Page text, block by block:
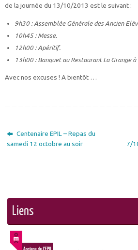
de la journée du 13/10/2013 est le suivant :
9h30 : Assemblée Générale des Ancien
10h45 : Messe.
12h00 : Apéritif.
13h00 : Banquet au Restaurant La Grange à
Avec nos excuses ! A bientôt …
Centenaire EPIL – Repas du
samedi 12 octobre au soir
7/
Liens